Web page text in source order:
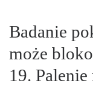
Badanie
może
19.